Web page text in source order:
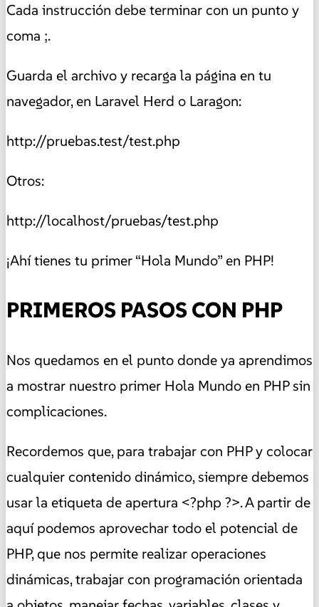
Cada instrucción debe terminar con un punto y
coma ;.
Guarda el archivo y recarga la página en tu
navegador, en Laravel Herd o Laragon:
http://pruebas.test/test.php
Otros:
http://localhost/pruebas/test.php
¡Ahí tienes tu primer “Hola Mundo” en PHP!
PRIMEROS PASOS CON PHP
Nos quedamos en el punto donde ya aprendimos
a mostrar nuestro primer Hola Mundo en PHP sin
complicaciones.
Recordemos que, para trabajar con PHP y colocar
cualquier contenido dinámico, siempre debemos
usar la etiqueta de apertura <?php ?>. A partir de
aquí podemos aprovechar todo el potencial de
PHP, que nos permite realizar operaciones
dinámicas, trabajar con programación orientada